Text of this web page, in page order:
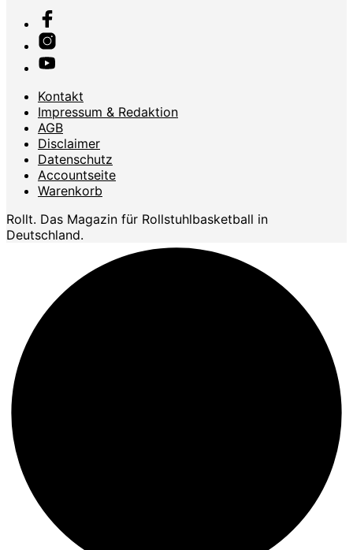
Kontakt
Impressum & Redaktion
AGB
Disclaimer
Datenschutz
Accountseite
Warenkorb
Rollt. Das Magazin für Rollstuhlbasketball in
Deutschland.